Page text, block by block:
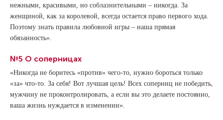
нежными, красивыми, но соблазнительными – никогда. За
женщиной, как за королевой, всегда остается право первого хода.
Поэтому знать правила любовной игры – наша прямая
обязанность».
№5 О соперницах
«Никогда не боритесь «против» чего-то, нужно бороться только
«за» что-то. За себя! Вот лучшая цель! Всех соперниц не победить,
мужчину не проконтролировать, а если вы это делаете постоянно,
ваша жизнь нуждается в изменении».